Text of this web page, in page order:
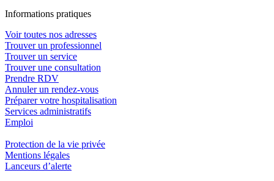
Informations pratiques
Voir toutes nos adresses
Trouver un professionnel
Trouver un service
Trouver une consultation
Prendre RDV
Annuler un rendez-vous
Préparer votre hospitalisation
Services administratifs
Emploi​
Protection de la vie privée
Mentions légales
Lanceurs d’alerte